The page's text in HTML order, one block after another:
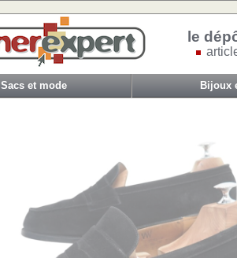
le
Sacs et mode Bijoux